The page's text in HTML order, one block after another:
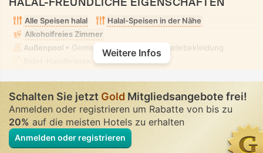
Alle Speisen halal
Halal-Speisen in der Nähe
Alkoholfreies Zimmer
Außenpool • Gemischt • Bescheidene Badebekleidung
• In allen Zimmern
Weitere Infos
Schalten Sie jetztGold Mitgliedsangebote frei!
Anmelden oder registrieren um Rabatte von bis zu
20%auf die meisten Hotels zu erhalten
Anmelden oder registrieren